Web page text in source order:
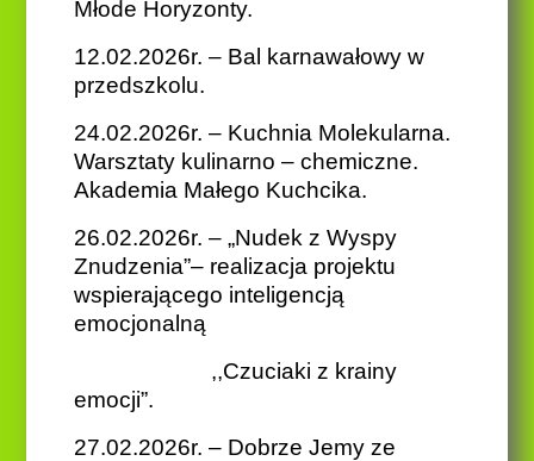
Młode Horyzonty.
12.02.2026r. – Bal karnawałowy w
przedszkolu.
24.02.2026r. – Kuchnia Molekularna.
Warsztaty kulinarno – chemiczne.
Akademia Małego Kuchcika.
26.02.2026r. – „Nudek z Wyspy
Znudzenia”– realizacja projektu
wspierającego inteligencją
emocjonalną
,,Czuciaki z krainy
emocji”.
27.02.2026r. – Dobrze Jemy ze